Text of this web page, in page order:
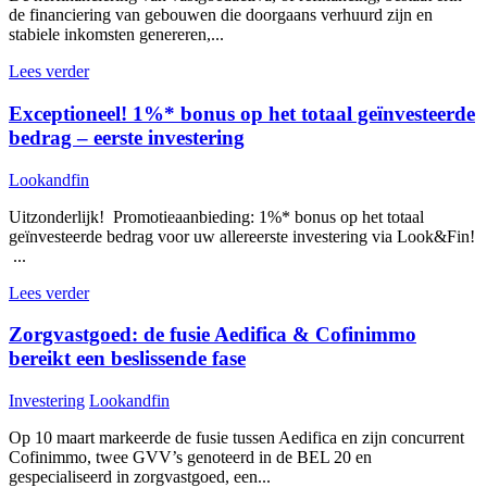
de financiering van gebouwen die doorgaans verhuurd zijn en
stabiele inkomsten genereren,...
Lees verder
Exceptioneel! 1%* bonus op het totaal geïnvesteerde
bedrag – eerste investering
Lookandfin
Uitzonderlijk! Promotieaanbieding: 1%* bonus op het totaal
geïnvesteerde bedrag voor uw allereerste investering via Look&Fin!
...
Lees verder
Zorgvastgoed: de fusie Aedifica & Cofinimmo
bereikt een beslissende fase
Investering Lookandfin
Op 10 maart markeerde de fusie tussen Aedifica en zijn concurrent
Cofinimmo, twee GVV’s genoteerd in de BEL 20 en
gespecialiseerd in zorgvastgoed, een...